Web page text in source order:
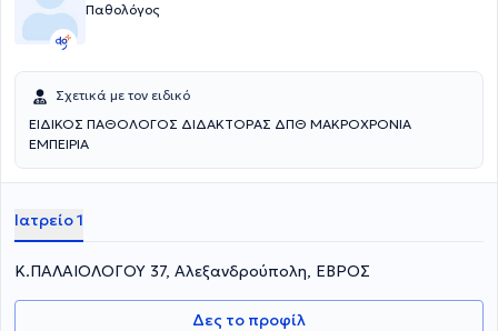
Παθολόγος
Σχετικά με τον ειδικό
ΕΙΔΙΚΟΣ ΠΑΘΟΛΟΓΟΣ ΔΙΔΑΚΤΟΡΑΣ ΔΠΘ ΜΑΚΡΟΧΡΟΝΙΑ
ΕΜΠΕΙΡΙΑ
Ιατρείο 1
Κ.ΠΑΛΑΙΟΛΟΓΟΥ 37, Αλεξανδρούπολη, ΕΒΡΟΣ
Δες το προφίλ